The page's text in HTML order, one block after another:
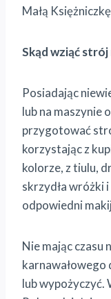
Małą
Skąd wziąć strój
Posiadając
lub na maszynie
przygotować
korzystając z
kolorze, z tiulu,
skrzydła wróżki
odpowiedni
Nie mając czasu
karnawałowego
lub wypożyczyć.